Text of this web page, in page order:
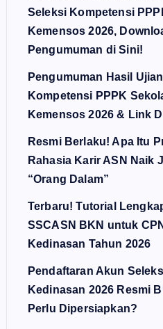
Seleksi Kompetensi
Kemensos 2026,
Pengumuman di Sini!
Pengumuman Hasil
Kompetensi PPPK
Kemensos 2026 & Link
Resmi Berlaku! Apa Itu
Rahasia Karir ASN Naik
“Orang Dalam”
Terbaru! Tutorial
SSCASN BKN untuk
Kedinasan Tahun 2026
Pendaftaran Akun
Kedinasan 2026 Resmi
Perlu Dipersiapkan?